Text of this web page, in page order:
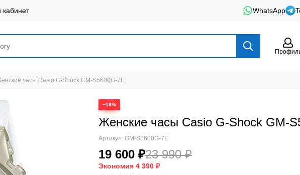
WhatsApp
часы Casio G-Shock GM-S5600G-7E
−18%
Женские часы Casio G-Shock GM-
Артикул: GM-S5600G-7E
19 600 ₽23 990 ₽
Экономия 4 390 ₽